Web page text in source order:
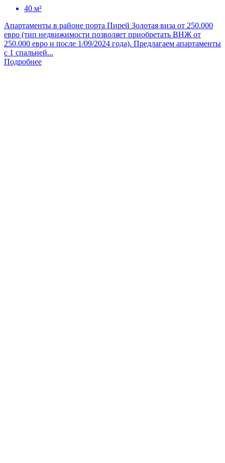
40 м²
Апартаменты в районе порта Пирей Золотая виза от 250.000
евро (тип недвижимости позволяет приобретать ВНЖ от
250.000 евро и после 1/09/2024 года). Предлагаем апартаменты
с 1 спальней...
Подробнее